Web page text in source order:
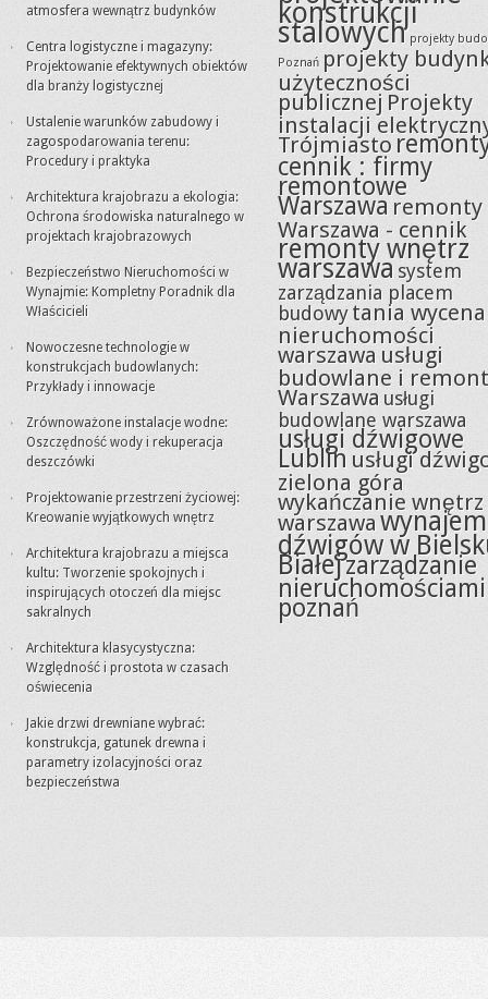
atmosfera wewnątrz budynków
Centra logistyczne i magazyny:
Projektowanie efektywnych obiektów
dla branży logistycznej
Ustalenie warunków zabudowy i
zagospodarowania terenu:
Procedury i praktyka
Architektura krajobrazu a ekologia:
Ochrona środowiska naturalnego w
projektach krajobrazowych
Bezpieczeństwo Nieruchomości w
Wynajmie: Kompletny Poradnik dla
Właścicieli
Nowoczesne technologie w
konstrukcjach budowlanych:
Przykłady i innowacje
Zrównoważone instalacje wodne:
Oszczędność wody i rekuperacja
deszczówki
Projektowanie przestrzeni życiowej:
Kreowanie wyjątkowych wnętrz
Architektura krajobrazu a miejsca
kultu: Tworzenie spokojnych i
inspirujących otoczeń dla miejsc
sakralnych
Architektura klasycystyczna:
Względność i prostota w czasach
oświecenia
Jakie drzwi drewniane wybrać:
konstrukcja, gatunek drewna i
parametry izolacyjności oraz
bezpieczeństwa
konstrukcji
stalowych projekty
Poznań projekty
użyteczności
publicznej Projekty
instalacji
Trójmiasto
cennik : firmy
remontowe
Warszawa remonty
Warszawa - cennik
remonty wnętrz
warszawasystem
zarządzania placem
budowytania wycena
nieruchomości
warszawa usługi
budowlane i
Warszawa usługi
budowlane warszawa
usługi dźwigowe
Lublin usługi
zielona góra
wykańczanie wnętrz
warszawawynajem
dźwigów w
Białejzarządzanie
nieruchomościami
poznań